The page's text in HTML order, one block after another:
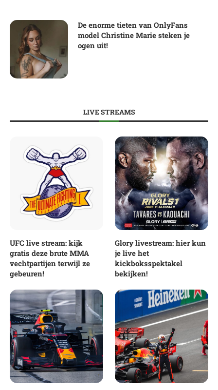
De enorme tieten van OnlyFans
model Christine Marie steken je
ogen uit!
LIVE STREAMS
UFC live stream: kijk
gratis deze brute MMA
vechtpartijen terwijl ze
gebeuren!
Glory livestream: hier kun
je live het
kickboksspektakel
bekijken!